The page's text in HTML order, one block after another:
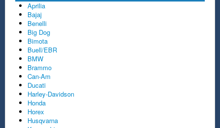
Aprilia
Bajaj
Benelli
Big Dog
Bimota
Buell/EBR
BMW
Brammo
Can-Am
Ducati
Harley-Davidson
Honda
Horex
Husqvarna